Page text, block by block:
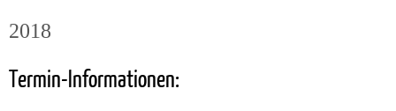
2018
Termin-Informationen: